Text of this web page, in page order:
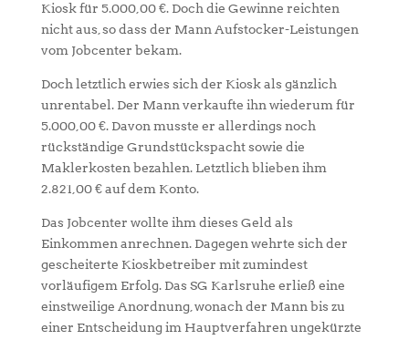
Kiosk für 5.000,00 €. Doch die Gewinne reichten
nicht aus, so dass der Mann Aufstocker-Leistungen
vom Jobcenter bekam.
Doch letztlich erwies sich der Kiosk als gänzlich
unrentabel. Der Mann verkaufte ihn wiederum für
5.000,00 €. Davon musste er allerdings noch
rückständige Grundstückspacht sowie die
Maklerkosten bezahlen. Letztlich blieben ihm
2.821,00 € auf dem Konto.
Das Jobcenter wollte ihm dieses Geld als
Einkommen anrechnen. Dagegen wehrte sich der
gescheiterte Kioskbetreiber mit zumindest
vorläufigem Erfolg. Das SG Karlsruhe erließ eine
einstweilige Anordnung, wonach der Mann bis zu
einer Entscheidung im Hauptverfahren ungekürzte